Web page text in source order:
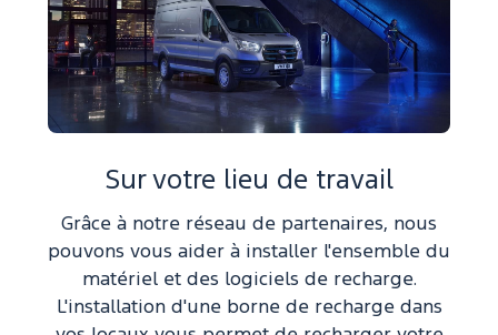
Sur votre lieu de travail
Grâce à notre réseau de partenaires, nous
pouvons vous aider à installer l'ensemble du
matériel et des logiciels de recharge.
L'installation d'une borne de recharge dans